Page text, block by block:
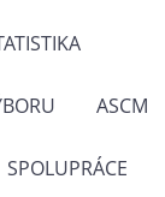
ASCM
SPOLUPRÁCE